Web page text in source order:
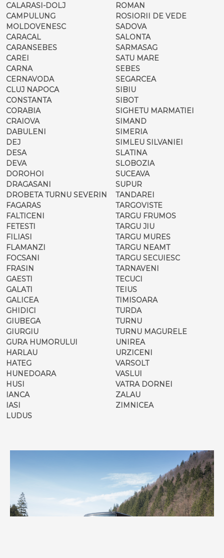
CALARASI-DOLJ
CAMPULUNG
MOLDOVENESC
CARACAL
CARANSEBES
CAREI
CARNA
CERNAVODA
CLUJ NAPOCA
CONSTANTA
CORABIA
CRAIOVA
DABULENI
DEJ
DESA
DEVA
DOROHOI
DRAGASANI
DROBETA TURNU SEVERIN
FAGARAS
FALTICENI
FETESTI
FILIASI
FLAMANZI
FOCSANI
FRASIN
GAESTI
GALATI
GALICEA
GHIDICI
GIUBEGA
GIURGIU
GURA HUMORULUI
HARLAU
HATEG
HUNEDOARA
HUSI
IANCA
IASI
LUDUS
ROMAN
ROSIORII DE VEDE
SADOVA
SALONTA
SARMASAG
SATU MARE
SEBES
SEGARCEA
SIBIU
SIBOT
SIGHETU MARMATIEI
SIMAND
SIMERIA
SIMLEU SILVANIEI
SLATINA
SLOBOZIA
SUCEAVA
SUPUR
TANDAREI
TARGOVISTE
TARGU FRUMOS
TARGU JIU
TARGU MURES
TARGU NEAMT
TARGU SECUIESC
TARNAVENI
TECUCI
TEIUS
TIMISOARA
TURDA
TURNU
TURNU MAGURELE
UNIREA
URZICENI
VARSOLT
VASLUI
VATRA DORNEI
ZALAU
ZIMNICEA